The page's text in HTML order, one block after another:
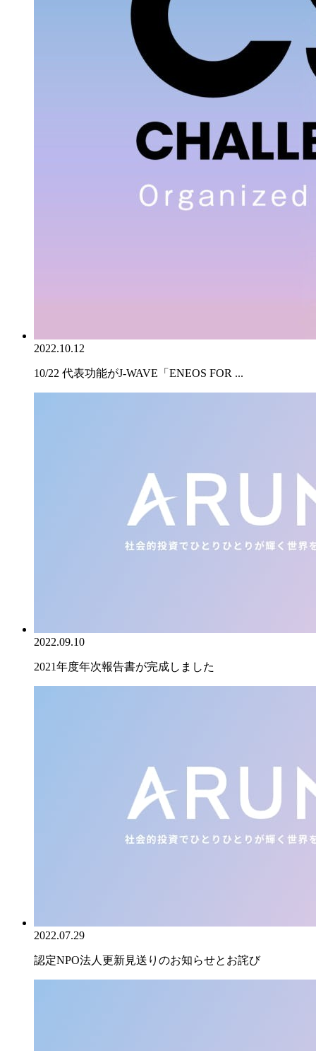
2022.10.12
10/22 代表功能がJ-WAVE「ENEOS FOR ...
2022.09.10
2021年度年次報告書が完成しました
2022.07.29
認定NPO法人更新見送りのお知らせとお詫び